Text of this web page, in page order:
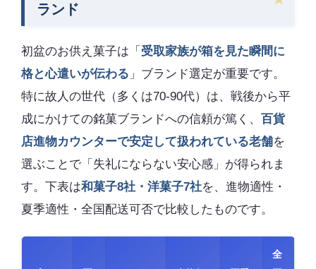
ランド
初盆のお供え菓子は「 受取家族が箱を見た瞬間に
格と心遣いが伝わる 」ブランド選定が重要です。
特に故人の世代（多くは70-90代）は、戦後から平
成にかけての銘菓ブランドへの信頼が篤く、 百貨
店進物カウンターで安定して扱われている老舗を
選ぶことで「失礼にならない安心感」が得られま
す。下表は和菓子8社・洋菓子7社を、進物適性・
夏季適性・全国配送可否で比較したものです。
全